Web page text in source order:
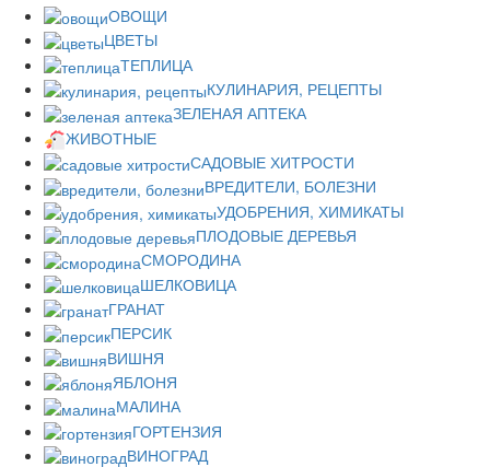
ОВОЩИ
ЦВЕТЫ
ТЕПЛИЦА
КУЛИНАРИЯ, РЕЦЕПТЫ
ЗЕЛЕНАЯ АПТЕКА
ЖИВОТНЫЕ
САДОВЫЕ ХИТРОСТИ
ВРЕДИТЕЛИ, БОЛЕЗНИ
УДОБРЕНИЯ, ХИМИКАТЫ
ПЛОДОВЫЕ ДЕРЕВЬЯ
СМОРОДИНА
ШЕЛКОВИЦА
ГРАНАТ
ПЕРСИК
ВИШНЯ
ЯБЛОНЯ
МАЛИНА
ГОРТЕНЗИЯ
ВИНОГРАД